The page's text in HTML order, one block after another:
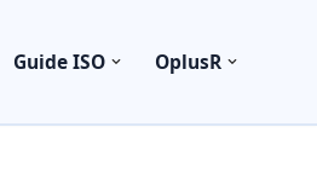
Guide ISO OplusR